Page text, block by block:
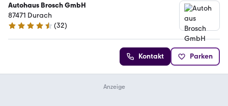
Autohaus Brosch GmbH
87471 Durach
4.6 Sterne
(32)
Kontakt Parken